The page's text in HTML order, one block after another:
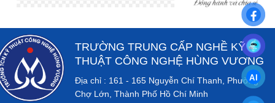
TRƯỜNG TRUNG CẤP NGHỀ KỸ
THUẬT CÔNG NGHỆ HÙNG VƯƠNG
Địa chỉ : 161 - 165 Nguyễn Chí Thanh, Phường
Chợ Lớn, Thành Phố Hồ Chí Minh